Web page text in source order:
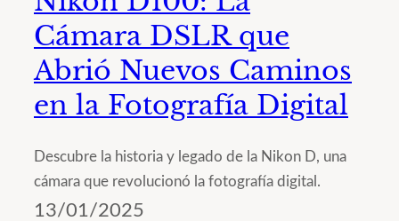
Cámara DSLR que
Abrió Nuevos Caminos
en la Fotografía Digital
Descubre la historia y legado de la Nikon D, una
cámara que revolucionó la fotografía digital.
13/01/2025